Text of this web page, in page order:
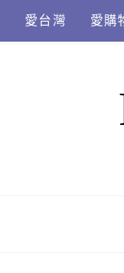
愛台灣 愛購